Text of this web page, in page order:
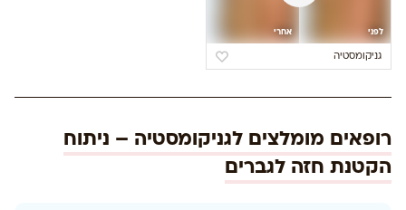
לפני אחרי
גניקומסטיה
רופאים מומלצים לגניקומסטיה – ניתוח
הקטנת חזה לגברים